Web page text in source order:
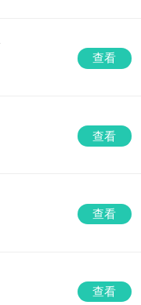
查看
查看
查看
查看